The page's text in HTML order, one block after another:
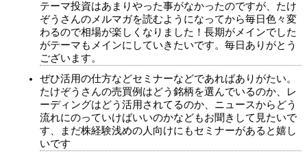
テーマ投資はあまりやった事がなかったのですが、たけ
ぞうさんのメルマガを読むようになってから毎日色々変
わるので相場が楽しくなりました！長期がメインでした
がテーマもメインにしていきたいです。毎日ありがとう
ございます。
ぜひ活用の仕方などセミナーなどであればありがたい。
たけぞうさんの売買例はどう銘柄を選んでいるのか、レ
ーディングはどう活用されてるのか、ニュースからどう
流れにのっていけばいいのかなどもお聞きして見たいで
す、まだ株経験浅めの人向けにもセミナーがあると嬉し
いです